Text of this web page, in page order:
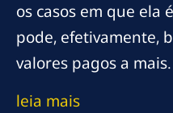
os casos em que ela
pode, efetivamente,
valores pagos a mais.
leia mais